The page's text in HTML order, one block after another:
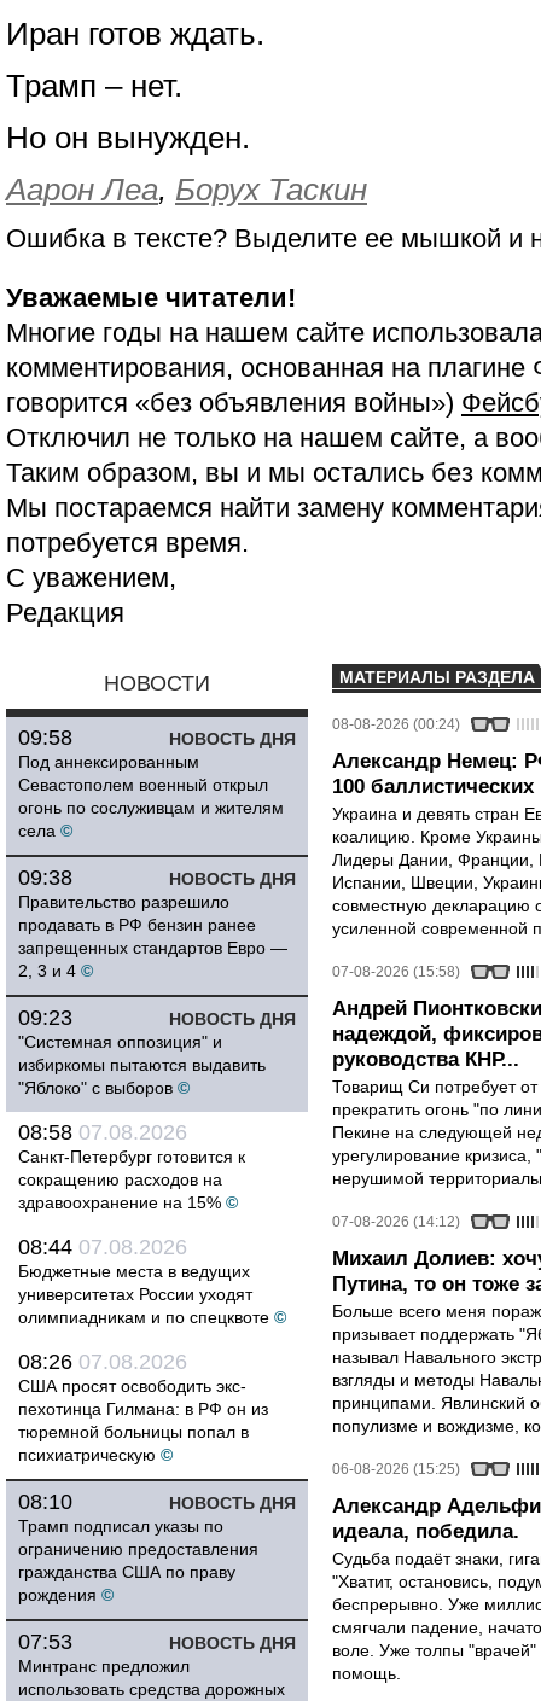
Иран готов ждать.
Трамп – нет.
Но он вынужден.
Аарон Леа, Борух Таскин
Ошибка в тексте? Выделите ее мышкой и
Уважаемые читатели!
Многие годы на нашем сайте
комментирования, основанная на
говорится «без объявления войны»)
Отключил не только на нашем сайте, а
Таким образом, вы и мы остались без
Мы постараемся найти замену
потребуется время.
С уважением,
Редакция
НОВОСТИ
НОВОСТЬ ДНЯ
09:58
Под аннексированным
Севастополем военный открыл
огонь по сослуживцам и жителям
села ©
НОВОСТЬ ДНЯ
09:38
Правительство разрешило
продавать в РФ бензин ранее
запрещенных стандартов Евро —
2, 3 и 4 ©
НОВОСТЬ ДНЯ
09:23
"Системная оппозиция" и
избиркомы пытаются выдавить
"Яблоко" с выборов ©
08:58 07.08.2026
Санкт-Петербург готовится к
сокращению расходов на
здравоохранение на 15% ©
08:44 07.08.2026
Бюджетные места в ведущих
университетах России уходят
олимпиадникам и по спецквоте ©
08:26 07.08.2026
США просят освободить экс-
пехотинца Гилмана: в РФ он из
тюремной больницы попал в
психиатрическую ©
НОВОСТЬ ДНЯ
08:10
Трамп подписал указы по
ограничению предоставления
гражданства США по праву
рождения ©
НОВОСТЬ ДНЯ
07:53
Минтранс предложил
использовать средства дорожных
МАТЕРИАЛЫ РАЗДЕЛА
08-08-2026 (00:24)
Александр Немец:
100 баллистических
Украина и девять стран
коалицию. Кроме
Лидеры Дании, Франции,
Испании, Швеции,
совместную декларацию
усиленной современной
07-08-2026 (15:58)
Андрей
надеждой,
руководства КНР...
Товарищ Си потребует
прекратить огонь "по
Пекине на следующей
урегулирование
нерушимой
07-08-2026 (14:12)
Михаил Долиев:
Путина, то он тоже
Больше всего меня
призывает поддержать
называл Навального
взгляды и методы
принципами. Явлинский
популизме и вождизме,
06-08-2026 (15:25)
Александр
идеала, победила.
Судьба подаёт знаки,
"Хватит, остановись,
беспрерывно. Уже
смягчали падение,
воле. Уже толпы
помощь.